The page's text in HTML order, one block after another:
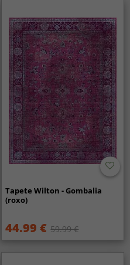
Tapete Wilton - Gombalia
(roxo)
44.99 € 59.99 €